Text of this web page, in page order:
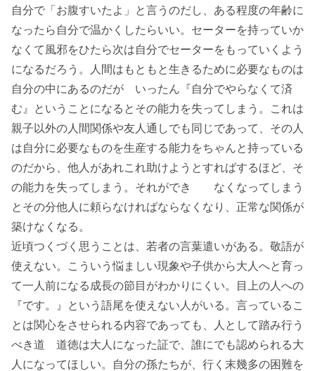
自分で「お腹すいたよ」と言うのだし、ある程度の年齢に
なったら自分で温かくしたらいい。セーターを持っていか
なくて風邪をひたら次は自分でセーターをもっていくよう
になるだろう。人間はもともと生きるために必要なものは
自分の中にあるのだが いったん『自分でやらなくて済
む』ということになるとその能力を失ってしまう。これは
親子以外の人間関係や友人通しでも同じであって、その人
は自分に必要なものを生産する能力をちゃんと持っている
のだから、他人があれこれ助けようとすればするほど、そ
の能力を失ってしまう。それができ なくなってしまう
とその分他人に頼らなければならなくなり、正常な関係が
築けなくなる。
近頃つくづく思うことは、若者の言葉遣いがある。敬語が
使えない。こういう悩ましい現象や子供から大人へと育っ
て一人前になる成長の節目がわかりにくい。目上の人への
『です。』という語尾を使えない人がいる。言っているこ
とは関心をさせられる内容であっても、人として踏み行う
べき道 道徳は大人になった証で、誰にでも認められる大
人になってほしい。自分の孫たちが、行く末幾多の困難を